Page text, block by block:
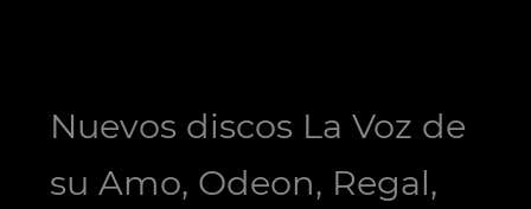
Nuevos discos La Voz de
su Amo, Odeon, Regal,